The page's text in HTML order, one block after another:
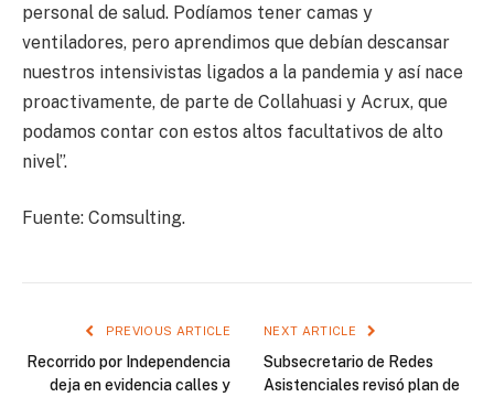
personal de salud. Podíamos tener camas y
ventiladores, pero aprendimos que debían descansar
nuestros intensivistas ligados a la pandemia y así nace
proactivamente, de parte de Collahuasi y Acrux, que
podamos contar con estos altos facultativos de alto
nivel”.
Fuente: Comsulting.
PREVIOUS ARTICLE
Recorrido por Independencia
deja en evidencia calles y
NEXT ARTICLE
Subsecretario de Redes
Asistenciales revisó plan de